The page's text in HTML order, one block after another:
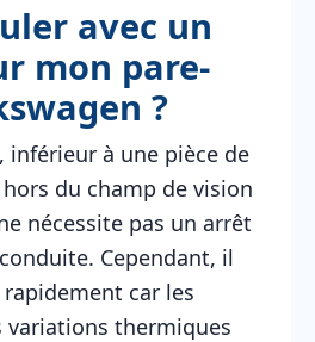
avec un
mon pare-
?
à une pièce de
du champ de vision
nécessite pas un arrêt
Cependant, il
car les
thermiques